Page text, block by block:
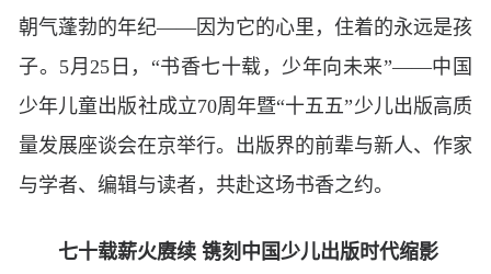
朝气蓬勃的年纪——因为它的心里，住着的永远是孩
子。5月25日，“书香七十载，少年向未来”——中国
少年儿童出版社成立70周年暨“十五五”少儿出版高质
量发展座谈会在京举行。出版界的前辈与新人、作家
与学者、编辑与读者，共赴这场书香之约。
七十载薪火赓续 镌刻中国少儿出版时代缩影